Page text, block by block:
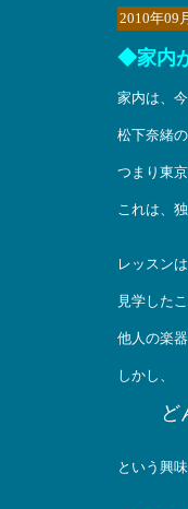
2010年09
◆家内
家内は、
松下奈緒
つまり東
これは、
レッスン
見学した
他人の楽
しかし、
ど
という興